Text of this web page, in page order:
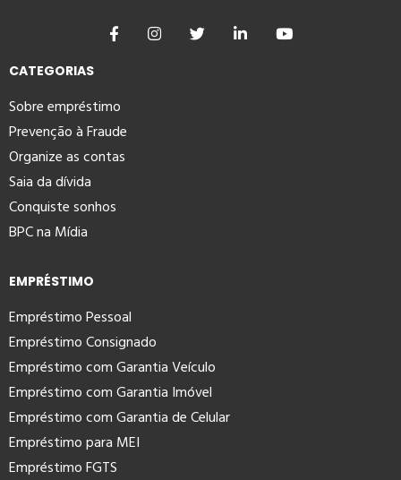
CATEGORIAS
Sobre empréstimo
Prevenção à Fraude
Organize as contas
Saia da dívida
Conquiste sonhos
BPC na Mídia
EMPRÉSTIMO
Empréstimo Pessoal
Empréstimo Consignado
Empréstimo com Garantia Veículo
Empréstimo com Garantia Imóvel
Empréstimo com Garantia de Celular
Empréstimo para MEI
Empréstimo FGTS